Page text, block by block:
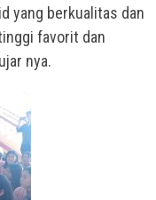
yang berkualitas dan
favorit dan
nya.